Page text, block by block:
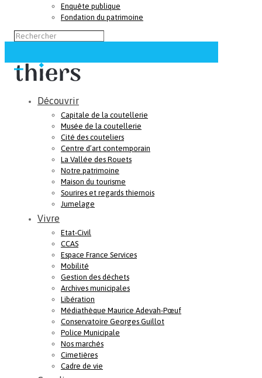
Enquête publique
Fondation du patrimoine
Découvrir
Capitale de la coutellerie
Musée de la coutellerie
Cité des couteliers
Centre d’art contemporain
La Vallée des Rouets
Notre patrimoine
Maison du tourisme
Sourires et regards thiernois
Jumelage
Vivre
Etat-Civil
CCAS
Espace France Services
Mobilité
Gestion des déchets
Archives municipales
Libération
Médiathèque Maurice Adevah-Pœuf
Conservatoire Georges Guillot
Police Municipale
Nos marchés
Cimetières
Cadre de vie